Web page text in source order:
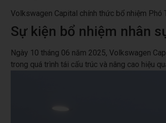
Volkswagen Capital chính thức bổ nhiệm Phó
Sự kiện bổ nhiệm nhân
Ngày 10 tháng 06 năm 2025, Volkswagen
trong quá trình tái cấu trúc và nâng cao hiệu